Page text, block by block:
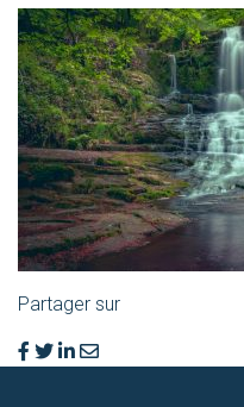
Partager sur